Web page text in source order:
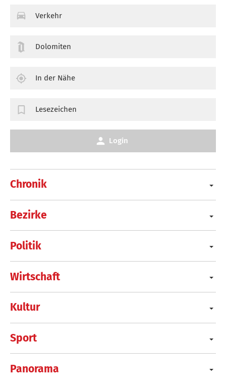
Chronik
Bezirke
Politik
Wirtschaft
Kultur
Sport
Panorama
Verkehr
Dolomiten
In der Nähe
Lesezeichen
Login